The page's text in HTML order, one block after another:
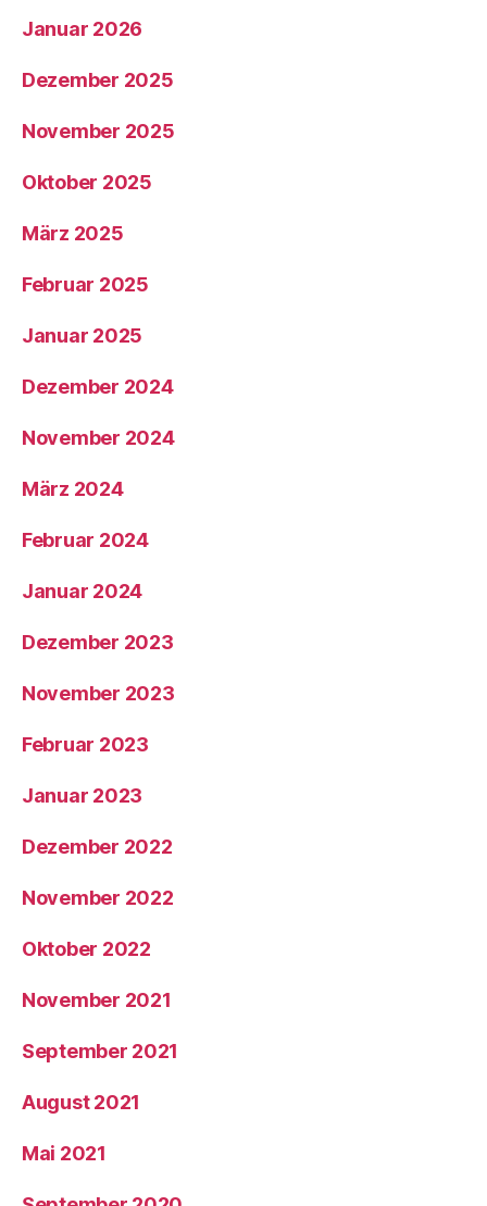
Januar 2026
Dezember 2025
November 2025
Oktober 2025
März 2025
Februar 2025
Januar 2025
Dezember 2024
November 2024
März 2024
Februar 2024
Januar 2024
Dezember 2023
November 2023
Februar 2023
Januar 2023
Dezember 2022
November 2022
Oktober 2022
November 2021
September 2021
August 2021
Mai 2021